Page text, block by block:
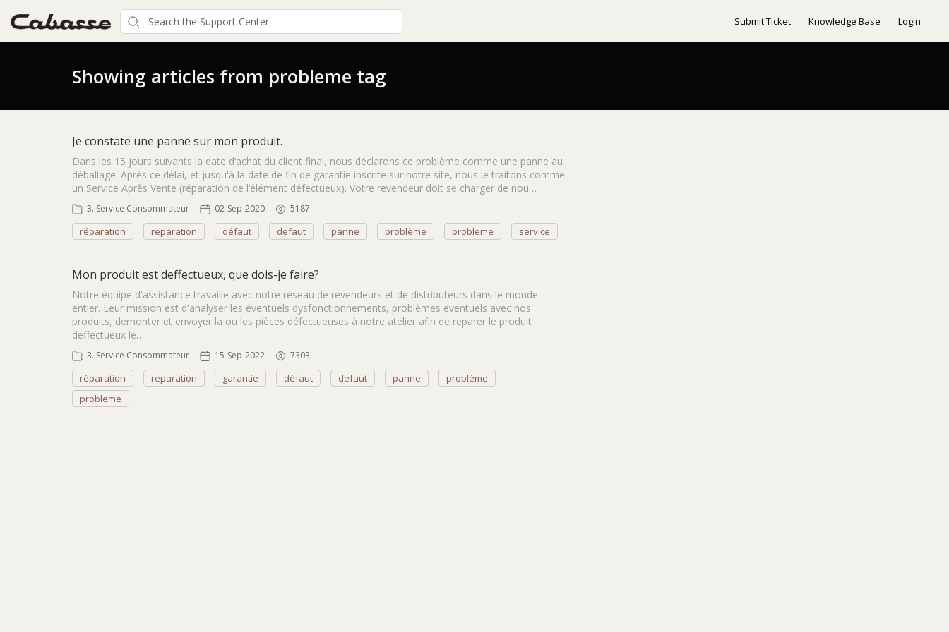
Submit Ticket Knowledge Base Login
Showing articles from probleme tag
Je constate une panne sur mon produit.
Dans les 15 jours suivants la date d’achat du client final, nous déclarons ce problème comme une panne au
déballage. Après ce délai, et jusqu'à la date de fin de garantie inscrite sur notre site, nous le traitons comme
un Service Après Vente (réparation de l’élément défectueux). Votre revendeur doit se charger de nou…
3. Service Consommateur 02-Sep-2020 5187
réparation reparation défaut defaut panne problème probleme service
Mon produit est deffectueux, que dois-je faire?
Notre équipe d'assistance travaille avec notre réseau de revendeurs et de distributeurs dans le monde
entier. Leur mission est d'analyser les éventuels dysfonctionnements, problèmes eventuels avec nos
produits, demonter et envoyer la ou les pièces défectueuses à notre atelier afin de reparer le produit
deffectueux le…
3. Service Consommateur 15-Sep-2022 7303
réparation reparation garantie défaut defaut panne
problème
probleme